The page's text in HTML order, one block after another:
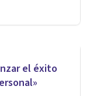
el éxito